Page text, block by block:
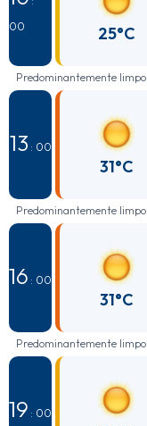
00
25°C
Predominantemente limpo
13 : 00
31°C
Predominantemente limpo
16 : 00
31°C
Predominantemente limpo
19 : 00